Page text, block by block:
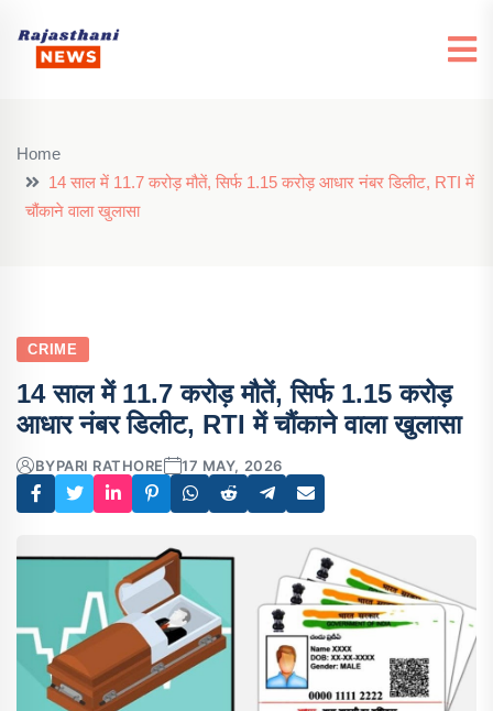
Home
14 साल में 11.7 करोड़ मौतें, सिर्फ 1.15 करोड़ आधार नंबर डिलीट, RTI में
चौंकाने वाला खुलासा
CRIME
14 साल में 11.7 करोड़ मौतें, सिर्फ 1.15 करोड़
आधार नंबर डिलीट, RTI में चौंकाने वाला खुलासा
BYPARI RATHORE 17 MAY, 2026